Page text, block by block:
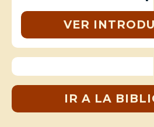
VER
IR A LA